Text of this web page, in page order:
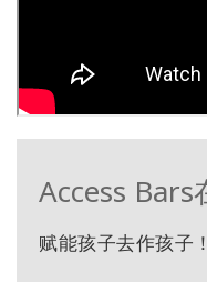
Access Bars
赋能孩子去作孩子！